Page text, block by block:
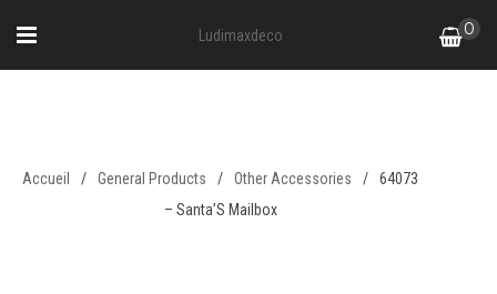
Ludimaxdeco 0
Accueil / General Products / Other Accessories /
64073
– Santa’S Mailbox